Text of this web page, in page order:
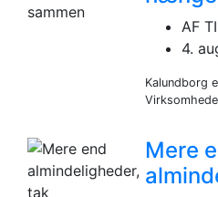
AF
4.
Kalundborg
Mere